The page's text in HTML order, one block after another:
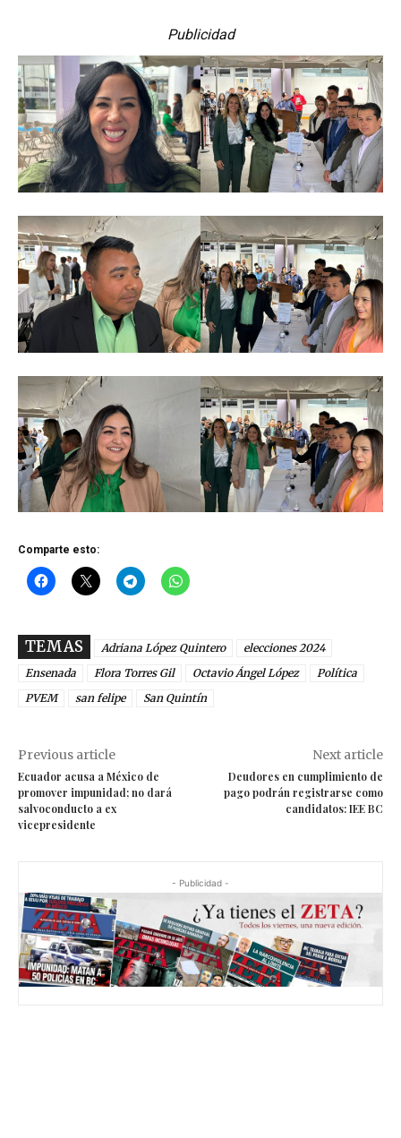
Publicidad
Comparte esto:
TEMAS Adriana López Quintero
elecciones 2024
Ensenada
Flora Torres Gil Octavio Ángel López
Política
PVEM
san felipe San Quintín
Previous article
Ecuador acusa a México de
promover impunidad; no dará
salvoconducto a ex
vicepresidente
Next article
Deudores en cumplimiento de
pago podrán registrarse como
candidatos: IEE BC
- Publicidad -